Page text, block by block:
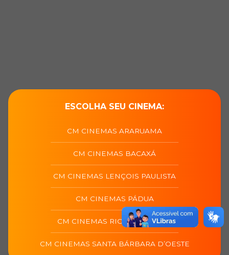
ESCOLHA SEU CINEMA:
CM CINEMAS ARARUAMA
CM CINEMAS BACAXÁ
CM CINEMAS LENÇOIS PAULISTA
CM CINEMAS PÁDUA
CM CINEMAS RIO DAS OSTRAS
CM CINEMAS SANTA BÁRBARA D’OESTE